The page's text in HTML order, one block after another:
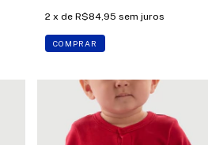
2 x de R$84,95 sem juros
COMPRAR